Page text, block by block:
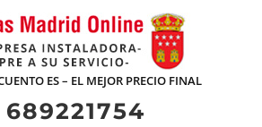
ES – EL MEJOR PRECIO FINAL
689221754